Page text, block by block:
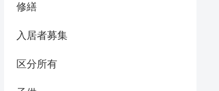
修繕
入居者募集
区分所有